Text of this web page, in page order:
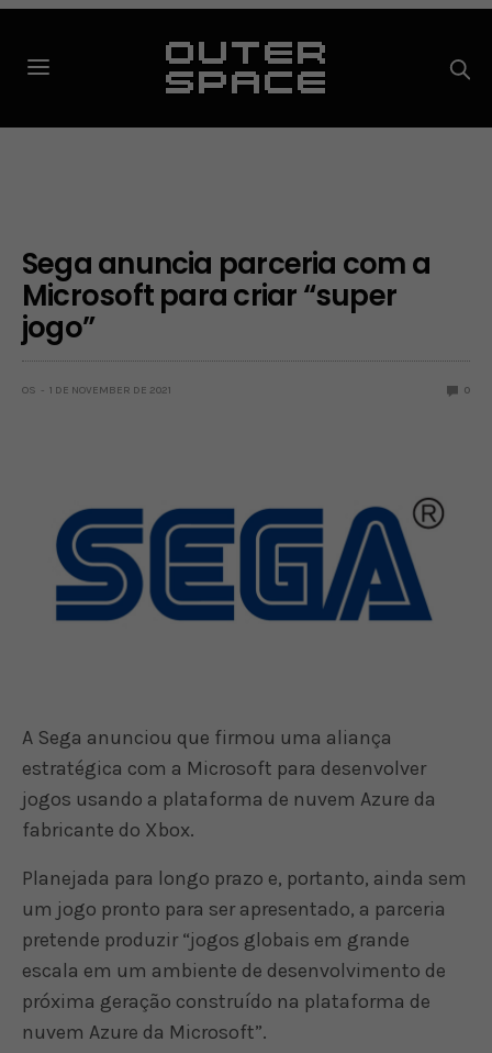
Sega anuncia parceria com a
Microsoft para criar “super
jogo”
OS 1 DE NOVEMBER DE 2021 0
A Sega anunciou que firmou uma aliança
estratégica com a Microsoft para desenvolver
jogos usando a plataforma de nuvem Azure da
fabricante do Xbox.
Planejada para longo prazo e, portanto, ainda sem
um jogo pronto para ser apresentado, a parceria
pretende produzir “jogos globais em grande
escala em um ambiente de desenvolvimento de
próxima geração construído na plataforma de
nuvem Azure da Microsoft”.